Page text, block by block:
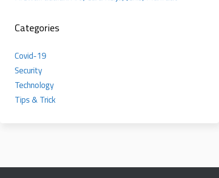
Categories
Covid-19
Security
Technology
Tips & Trick